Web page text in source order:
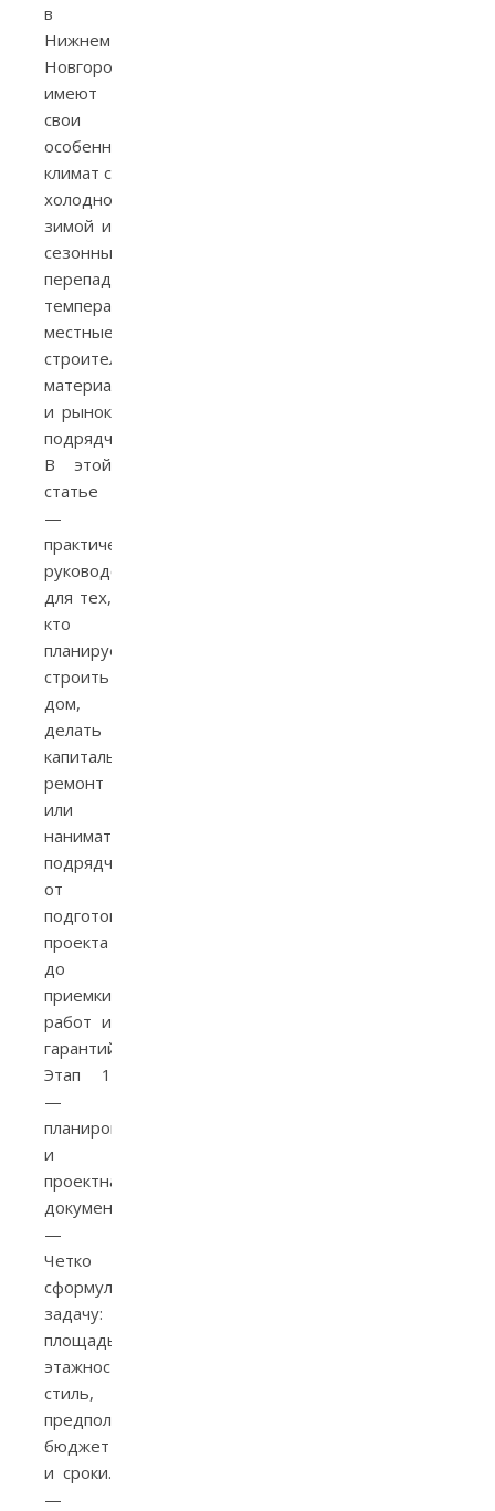
в
Нижнем
Новгороде
имеют
свои
особенности:
климат с
холодной
зимой и
сезонными
перепадами
температур,
местные
строительные
материалы
и рынок
подрядчиков.
В этой
статье
—
практическое
руководство
для тех,
кто
планирует
строить
дом,
делать
капитальный
ремонт
или
нанимать
подрядчиков:
от
подготовки
проекта
до
приемки
работ и
гарантий.
Этап 1
—
планирование
и
проектная
документация
—
Четко
сформулируйте
задачу:
площадь,
этажность,
стиль,
предполагаемый
бюджет
и сроки.
—